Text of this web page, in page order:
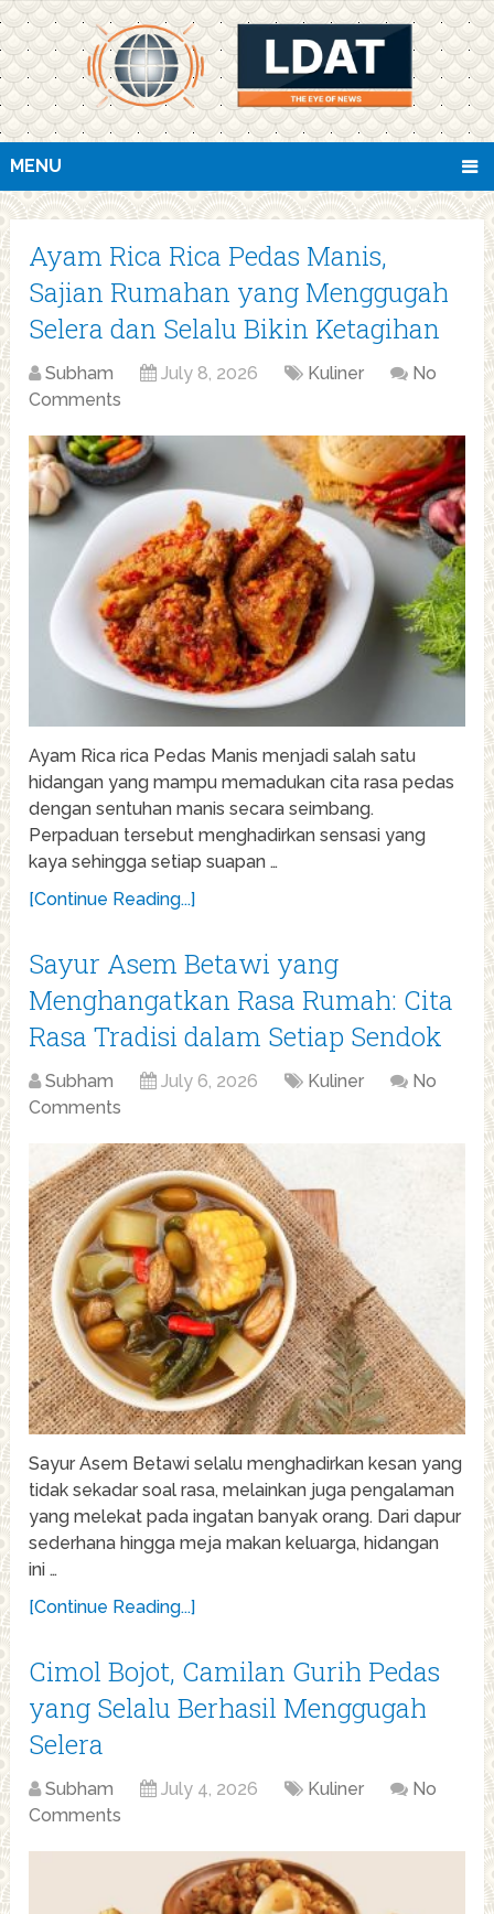
MENU
Ayam Rica Rica Pedas Manis,
Sajian Rumahan yang Menggugah
Selera dan Selalu Bikin Ketagihan
Subham July 8, 2026 Kuliner
No
Comments
Ayam Rica rica Pedas Manis menjadi salah satu
hidangan yang mampu memadukan cita rasa pedas
dengan sentuhan manis secara seimbang.
Perpaduan tersebut menghadirkan sensasi yang
kaya sehingga setiap suapan …
[Continue Reading...]
Sayur Asem Betawi yang
Menghangatkan Rasa Rumah: Cita
Rasa Tradisi dalam Setiap Sendok
Subham July 6, 2026 Kuliner
No
Comments
Sayur Asem Betawi selalu menghadirkan kesan yang
tidak sekadar soal rasa, melainkan juga pengalaman
yang melekat pada ingatan banyak orang. Dari dapur
sederhana hingga meja makan keluarga, hidangan
ini …
[Continue Reading...]
Cimol Bojot, Camilan Gurih Pedas
yang Selalu Berhasil Menggugah
Selera
Subham July 4, 2026 Kuliner
No
Comments